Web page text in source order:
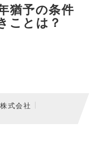
猶予の条件
ことは？
式会社